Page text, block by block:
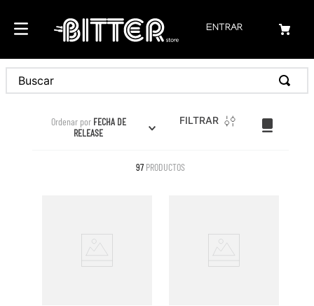
ENTRAR
Buscar
Ordenar por FECHA DE
RELEASE
FILTRAR
97 PRODUCTOS